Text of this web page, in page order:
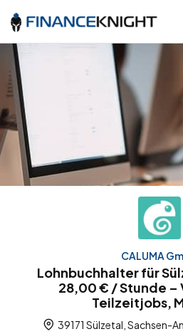
CALUMA
Lohnbuchhalter für
28,00 € / Stunde
Teilzeitjobs,
39171 Sülzetal, Sachsen-